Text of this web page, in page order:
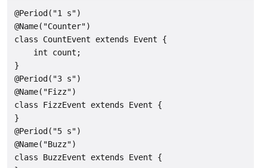
@Period("1 s")
@Name("Counter")
class CountEvent extends Event {
    int count;
}
@Period("3 s")
@Name("Fizz")
class FizzEvent extends Event {
}
@Period("5 s")
@Name("Buzz")
class BuzzEvent extends Event {